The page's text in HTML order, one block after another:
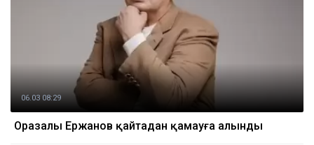
06.03 08:29
Оразалы Ержанов қайтадан қамауға алынды